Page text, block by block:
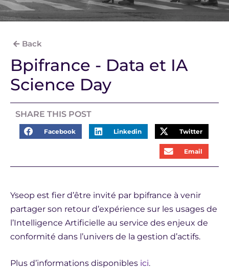
Back
Bpifrance - Data et IA
Science Day
SHARE THIS POST
Facebook Linkedin Twitter
Email
Yseop est fier d’être invité par bpifrance à venir
partager son retour d’expérience sur les usages de
l’Intelligence Artificielle au service des enjeux de
conformité dans l’univers de la gestion d’actifs.
Plus d’informations disponibles ici.